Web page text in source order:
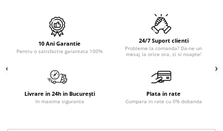
Electrocasnice pentru bucătărie
Mixere și blendere
Sisteme pentru apa pură
10 Ani Garantie
Pentru o satisfactie garantata 100%
24/7 Suport clienti
Probleme la comanda? Da-ne un
mesaj la orice ora, zi si noapte!
Livrare in 24h in București
In maxima siguranta
Plata in rate
Cumpara in rate cu 0% dobanda